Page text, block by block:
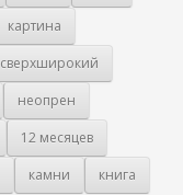
картина
сверхширокий
неопрен
12 месяцев
камни
книга